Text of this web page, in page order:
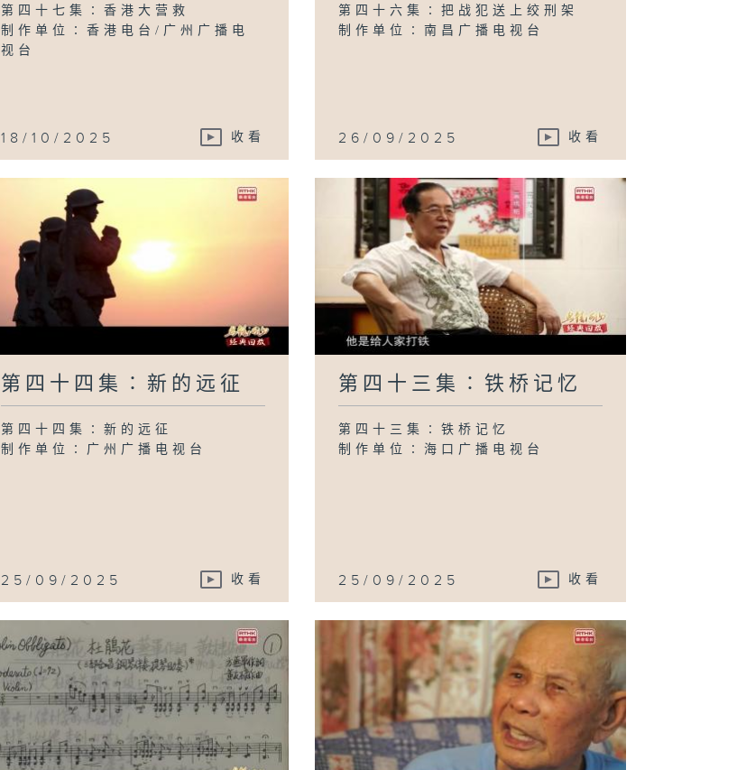
第三十八集∶寻访
日本八路
第四十七集∶香港大营救
制作单位∶香港电台/广州广播电
视台
18/10/2025 收看
第四十六集∶把战犯送上绞刑架
制作单位∶南昌广播电视台
26/09/2025 收看
第四十四集∶新的远征
第四十四集∶新的远征
制作单位∶广州广播电视台
25/09/2025 收看
第四十三集∶铁桥记忆
第四十三集∶铁桥记忆
制作单位∶海口广播电视台
25/09/2025 收看